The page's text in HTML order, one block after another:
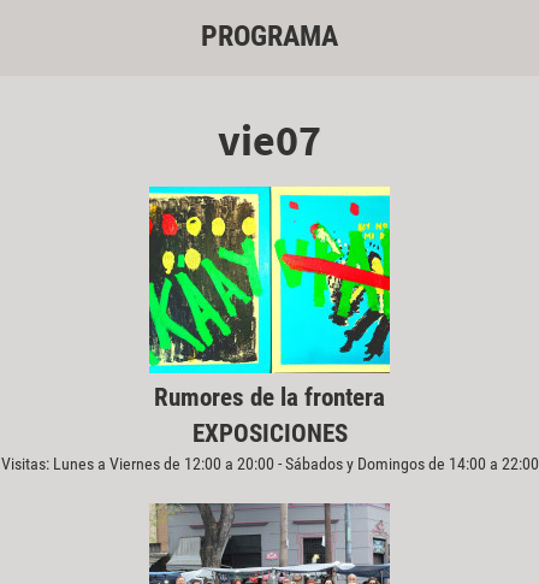
PROGRAMA
vie07
Rumores de la frontera
EXPOSICIONES
Visitas: Lunes a Viernes de 12:00 a 20:00 - Sábados y Domingos de 14:00 a 22:00